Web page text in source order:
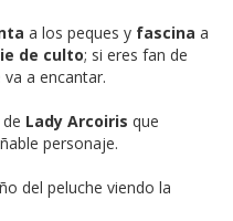
a los peques y fascina a
de culto; si eres fan de
a encantar.
Lady Arcoiris que
personaje.
del peluche viendo la